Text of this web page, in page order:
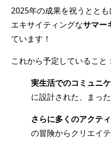
2025年の成果を祝うとと
エキサイティングなサマー
ています！
これから予定していること：
実生活でのコミュニ
に設計された、まっ
さらに多くのアクテ
の冒険からクリエイ